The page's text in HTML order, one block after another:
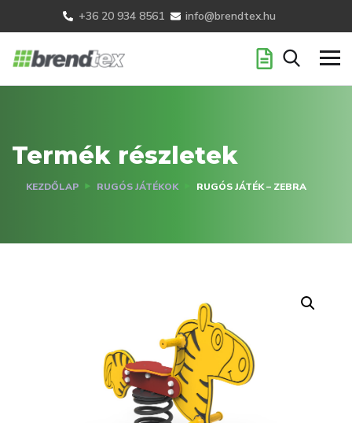
+36 20 934 8561 info@brendtex.hu
Termék részletek
KEZDŐLAP RUGÓS JÁTÉKOK RUGÓS JÁTÉK – ZEBRA